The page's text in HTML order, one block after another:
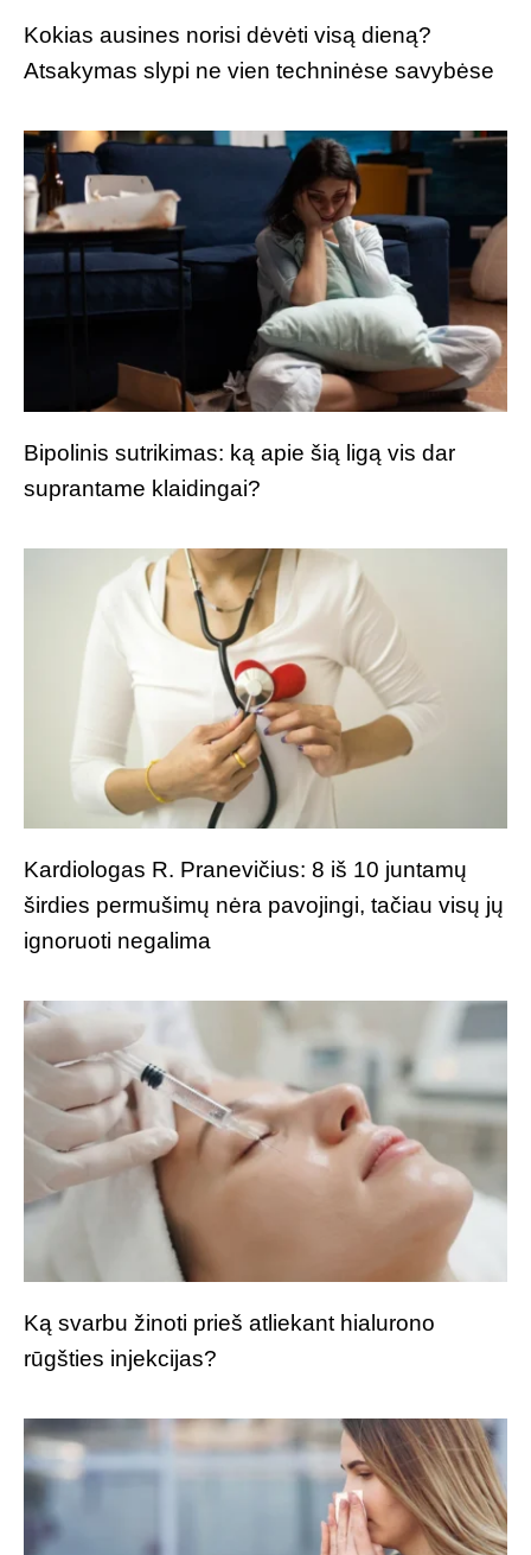
Kokias ausines norisi dėvėti visą dieną?
Atsakymas slypi ne vien techninėse savybėse
Bipolinis sutrikimas: ką apie šią ligą vis dar
suprantame klaidingai?
Kardiologas R. Pranevičius: 8 iš 10 juntamų
širdies permušimų nėra pavojingi, tačiau visų jų
ignoruoti negalima
Ką svarbu žinoti prieš atliekant hialurono
rūgšties injekcijas?